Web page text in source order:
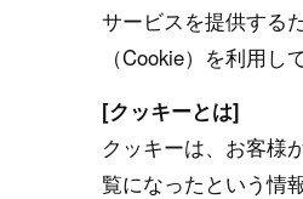
サービスを提供する
（Cookie）を利用し
[クッキーとは]
クッキーは、お客様
覧になったという情